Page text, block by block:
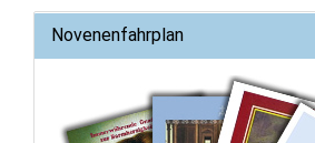
Novenenfahrplan